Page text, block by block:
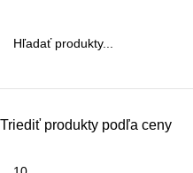
Triediť produkty podľa ceny